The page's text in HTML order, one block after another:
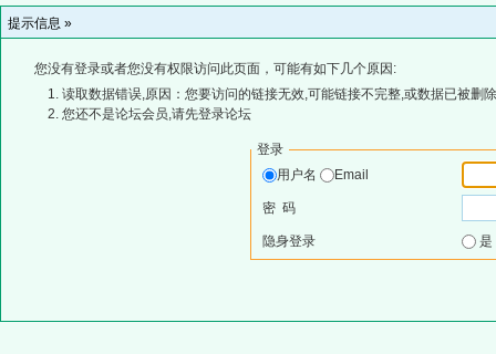
提示信息 »
您没有登录或者您没有权限访问此页面，可能有如下几个原因:
读取数据错误,原因：您要访问的链接无效,可能链接不完整,或数据已被删
您还不是论坛会员,请先登录论坛
登录
用户名
Email
密 码
隐身登录